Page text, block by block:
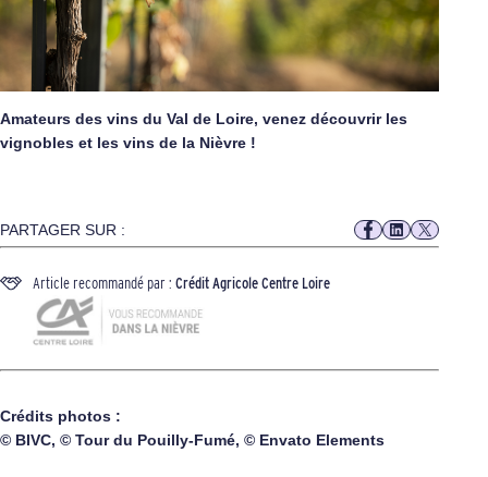
Amateurs des vins du Val de Loire, venez découvrir les
vignobles et les vins de la Nièvre !
PARTAGER SUR :
Article recommandé par : Crédit Agricole Centre Loire
Crédits photos :
© BIVC, © Tour du Pouilly-Fumé, © Envato Elements